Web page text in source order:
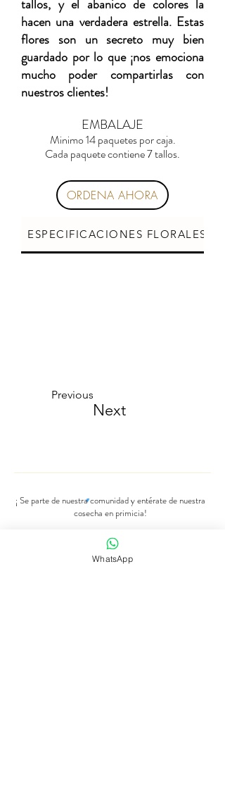
tallos, y el abanico de colores la
hacen una verdadera estrella. Estas
flores son un secreto muy bien
guardado por lo que ¡nos emociona
mucho poder compartirlas con
nuestros clientes!
EMBALAJE
Minimo 14 paquetes por caja.
Cada paquete contiene 7 tallos.
ORDENA AHORA
ESPECIFICACIONES FLORALES
Next
Previous
¡ Se parte de nuestra comunidad y entérate de nuestra
cosecha en primicia!
WhatsApp